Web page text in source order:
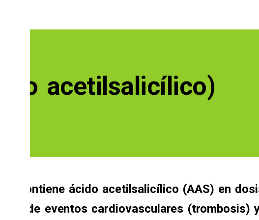
acetilsalicílico)
contiene ácido acetilsalicílico (AAS) en
de eventos cardiovasculares (trombosis)